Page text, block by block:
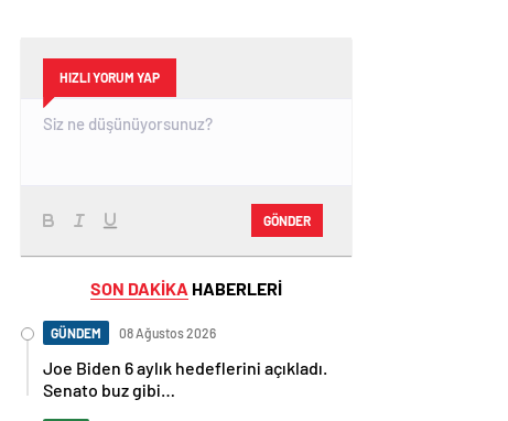
HIZLI YORUM YAP
GÖNDER
SON DAKİKA HABERLERİ
GÜNDEM 08 Ağustos 2026
Joe Biden 6 aylık hedeflerini açıkladı.
Senato buz gibi…